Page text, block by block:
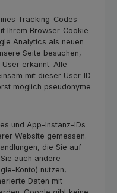
Tracking-Codes
Ihrem Browser-Cookie
Analytics als neuen
Seite besuchen,
erkannt. Alle
mit dieser User-ID
möglich pseudonyme
und App-Instanz-IDs
Website gemessen.
die Sie auf
auch andere
Konto) nützen,
Daten mit